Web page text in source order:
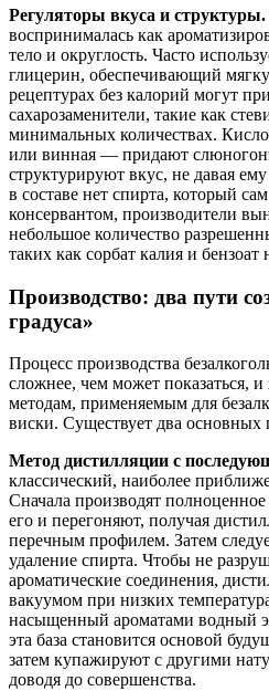
Регуляторы вкуса и структуры.
воспринималась как
тело и округлость. Часто
глицерин, обеспечивающий
рецептурах без калорий могут
сахарозаменители, такие как
минимальных количествах.
или винная — придают
структурируют вкус, не давая
в составе нет спирта, который
консервантом, производители
небольшое количество
таких как сорбат калия и бензоат
Производство: два пути
градуса»
Процесс производства
сложнее, чем может показаться, и
методам, применяемым для
виски. Существует два основных
Метод дистилляции с
классический, наиболее
Сначала производят
его и перегоняют, получая
перечным профилем. Затем
удаление спирта. Чтобы не
ароматические соединения,
вакуумом при низких
насыщенный ароматами водный
эта база становится основой
затем купажируют с другими
доводя до совершенства.